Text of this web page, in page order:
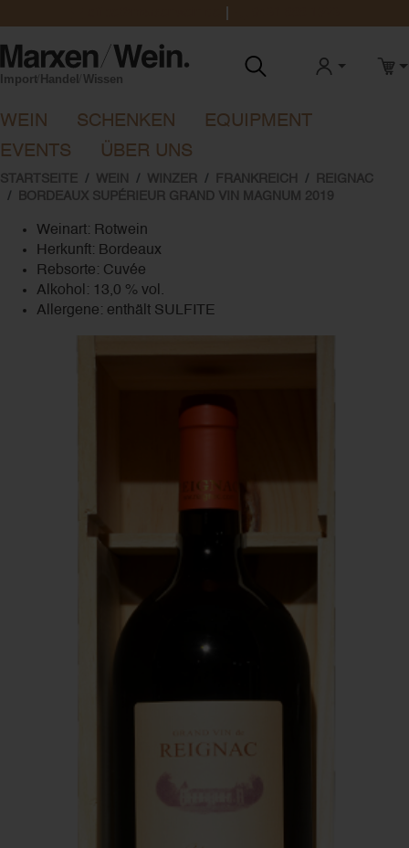
ANMELDEN
WEIN SCHENKEN
EQUIPMENT
EVENTS
ÜBER UNS
STARTSEITE WEIN WINZER FRANKREICH
REIGNAC
BORDEAUX SUPÉRIEUR GRAND VIN MAGNUM 2019
Weinart: Rotwein
Herkunft: Bordeaux
Rebsorte: Cuvée
Alkohol: 13,0 % vol.
Allergene: enthält SULFITE